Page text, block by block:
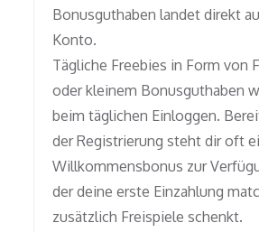
Bonusguthaben landet direkt
Konto.
Tägliche Freebies in Form von
oder kleinem Bonusguthaben
beim täglichen Einloggen.
der Registrierung steht dir oft
Willkommensbonus zur
der deine erste Einzahlung
zusätzlich Freispiele schenkt.